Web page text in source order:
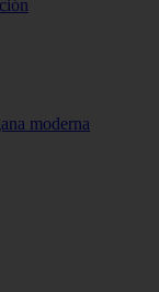
moderna